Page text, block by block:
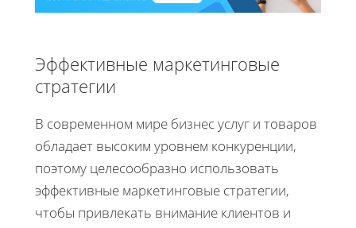
Эффективные маркетинговые
стратегии
В современном мире бизнес услуг и товаров
обладает высоким уровнем конкуренции,
поэтому целесообразно использовать
эффективные маркетинговые стратегии,
чтобы привлекать внимание клиентов и